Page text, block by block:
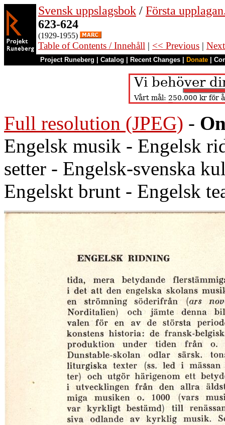
Svensk uppslagsbok / Första
623-624
(1929-1955)
Table of Contents / Innehåll | << Previous |
Project Runeberg Catalog Recent Changes Donate
Full resolution (JPEG) -
Engelsk musik - Engelsk
setter - Engelsk-svenska
Engelskt brunt - Engelsk